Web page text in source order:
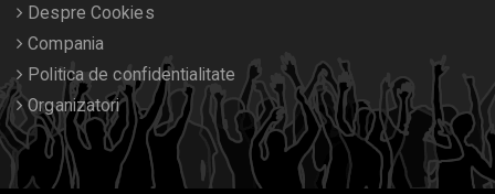
Despre Cookies
Compania
Politica de confidentialitate
Organizatori